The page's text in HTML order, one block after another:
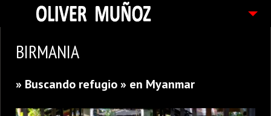
FOTOGRAFIAS
CONTACTO
BIRMANIA
» Buscando refugio » en Myanmar